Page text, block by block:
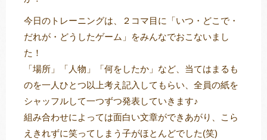
今日のトレーニングは、２コマ目に「いつ・どこで・
だれが・どうしたゲーム」をみんなでおこないまし
た！
「場所」「人物」「何をしたか」など、当てはまるも
のを一人ひとつ以上考え記入してもらい、全員の紙を
シャッフルして一つずつ発表していきます♪
組み合わせによっては面白い文章ができあがり、こら
えきれずに笑ってしまう子がほとんどでした(笑)